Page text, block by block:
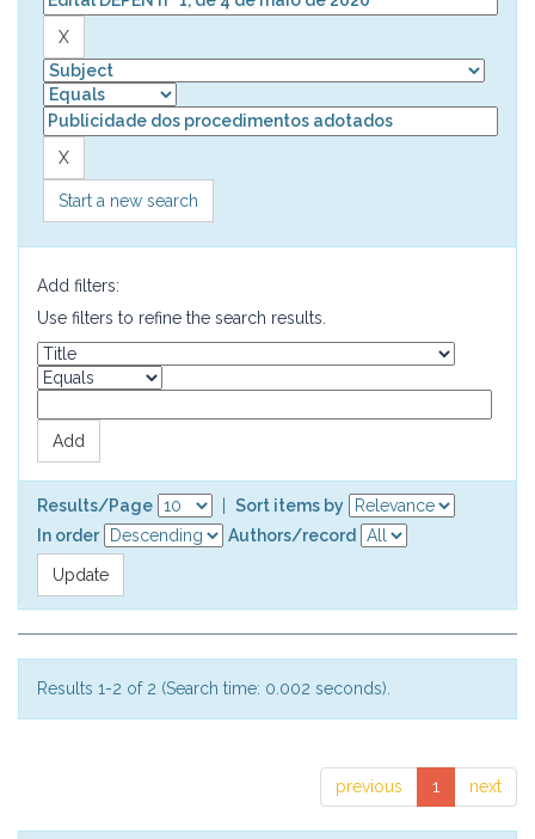
Start a new search
Add filters:
Use filters to refine the search results.
Results/Page
Sort items by
In order
Authors/record
Results 1-2 of 2 (Search time: 0.002 seconds).
previous 1 next